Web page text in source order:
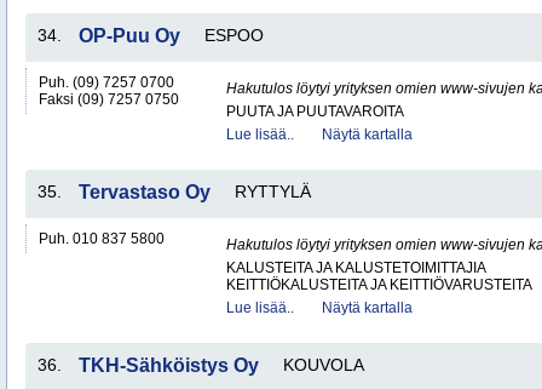
34. OP-Puu Oy ESPOO
Puh. (09) 7257 0700
Faksi (09) 7257 0750
Hakutulos löytyi yrityksen omien www-sivujen
PUUTA JA PUUTAVAROITA
Lue lisää..
Näytä kartalla
35. Tervastaso Oy RYTTYLÄ
Puh. 010 837 5800
Hakutulos löytyi yrityksen omien www-sivujen
KALUSTEITA JA KALUSTETOIMITTAJIA
KEITTIÖKALUSTEITA JA KEITTIÖVARUSTEITA
Lue lisää..
Näytä kartalla
36. TKH-Sähköistys Oy KOUVOLA